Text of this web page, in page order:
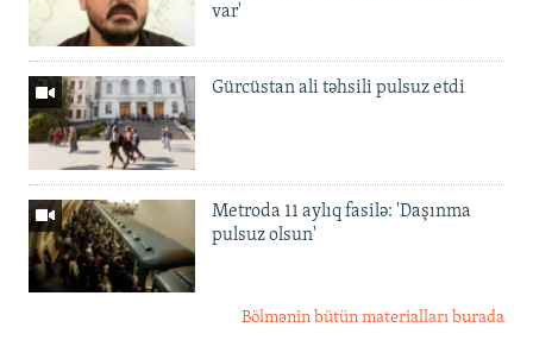
var'
Gürcüstan ali təhsili pulsuz etdi
Metroda 11 aylıq fasilə: 'Daşınma
pulsuz olsun'
Bölmənin bütün materialları burada